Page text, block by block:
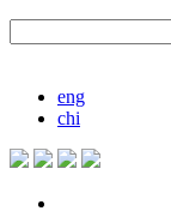
eng
chi